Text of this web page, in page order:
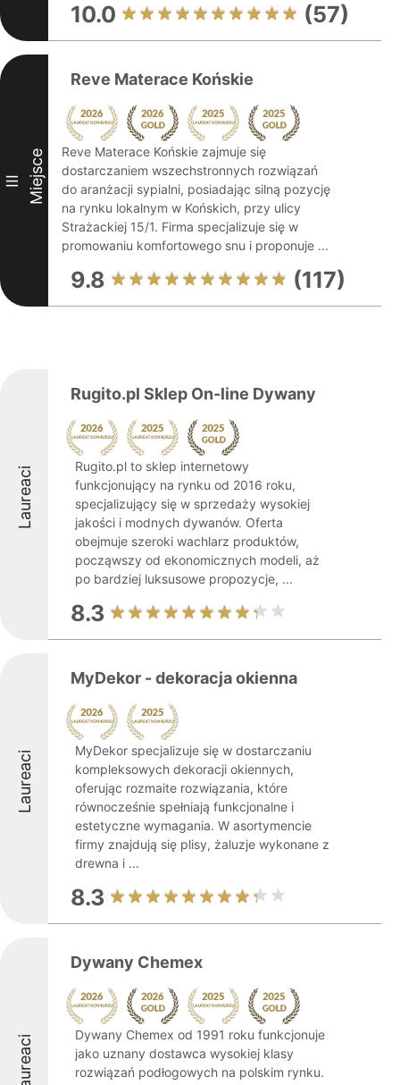
10.0 (57)
III Miejsce
Reve Materace Końskie
Reve Materace Końskie zajmuje się
dostarczaniem wszechstronnych rozwiązań
do aranżacji sypialni, posiadając silną pozycję
na rynku lokalnym w Końskich, przy ulicy
Strażackiej 15/1. Firma specjalizuje się w
promowaniu komfortowego snu i proponuje ...
9.8 (117)
Laureaci
Rugito.pl Sklep On-line Dywany
Rugito.pl to sklep internetowy
funkcjonujący na rynku od 2016 roku,
specjalizujący się w sprzedaży wysokiej
jakości i modnych dywanów. Oferta
obejmuje szeroki wachlarz produktów,
począwszy od ekonomicznych modeli, aż
po bardziej luksusowe propozycje, ...
8.3
Laureaci
MyDekor - dekoracja okienna
MyDekor specjalizuje się w dostarczaniu
kompleksowych dekoracji okiennych,
oferując rozmaite rozwiązania, które
równocześnie spełniają funkcjonalne i
estetyczne wymagania. W asortymencie
firmy znajdują się plisy, żaluzje wykonane z
drewna i ...
8.3
Laureaci
Dywany Chemex
Dywany Chemex od 1991 roku funkcjonuje
jako uznany dostawca wysokiej klasy
rozwiązań podłogowych na polskim rynku.